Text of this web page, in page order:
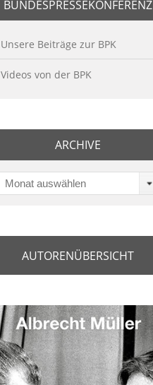
BUNDESPRESSEKONFERENZ
Unsere Beiträge zur BPK
Videos von der BPK
ARCHIVE
Monat auswählen
AUTORENÜBERSICHT